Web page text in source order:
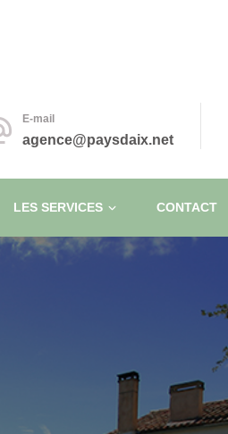
E-mail
agence@paysdaix.net
LES SERVICES CONTACT